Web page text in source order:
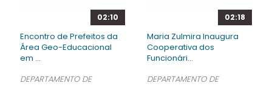
02:10
Encontro de Prefeitos da
Área Geo-Educacional
em ...
DEPARTAMENTO DE
02:18
Maria Zulmira Inaugura
Cooperativa dos
Funcionári...
DEPARTAMENTO DE